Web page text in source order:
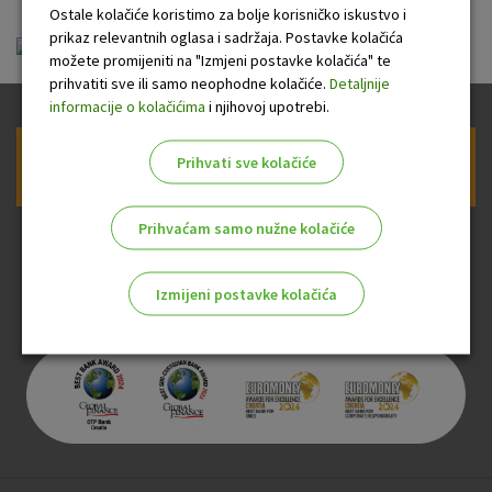
ou-krediti-gotovinski_20151001.pdf
Prijava na newsletter OTP banke
Ostale kolačiće koristimo za bolje korisničko iskustvo i
prikaz relevantnih oglasa i sadržaja. Postavke kolačića
možete promijeniti na "Izmjeni postavke kolačića" te
prihvatiti sve ili samo neophodne kolačiće. Detaljnije
informacije o kolačićima i njihovoj upotrebi.
Prihvati sve kolačiće
Prihvaćam samo nužne kolačiće
Izmijeni postavke kolačića